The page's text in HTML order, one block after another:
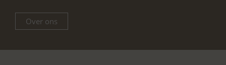
must-have voor het warme
Over ons